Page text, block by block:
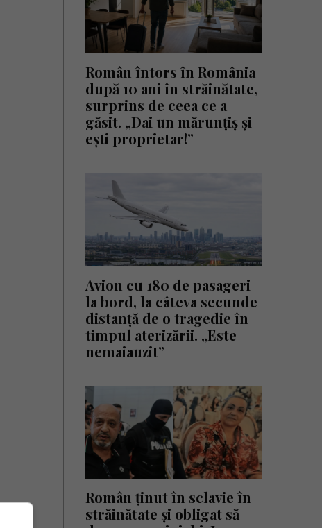
Român întors în România
după 10 ani în străinătate,
surprins de ceea ce a
găsit. „Dai un mărunțiș și
ești proprietar!”
Avion cu 180 de pasageri
la bord, la câteva secunde
distanță de o tragedie în
timpul aterizării. „Este
nemaiauzit”
Român ținut în sclavie în
străinătate și obligat să